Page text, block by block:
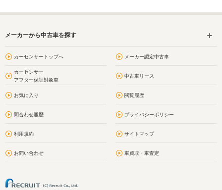
メーカーから中古車を探す
カーセンサートップへ メーカー認定中古車
カーセンサー
アフター保証対象車
中古車リース
お気に入り 閲覧履歴
問合わせ履歴 プライバシーポリシー
利用規約 サイトマップ
お問い合わせ 車買取・車査定